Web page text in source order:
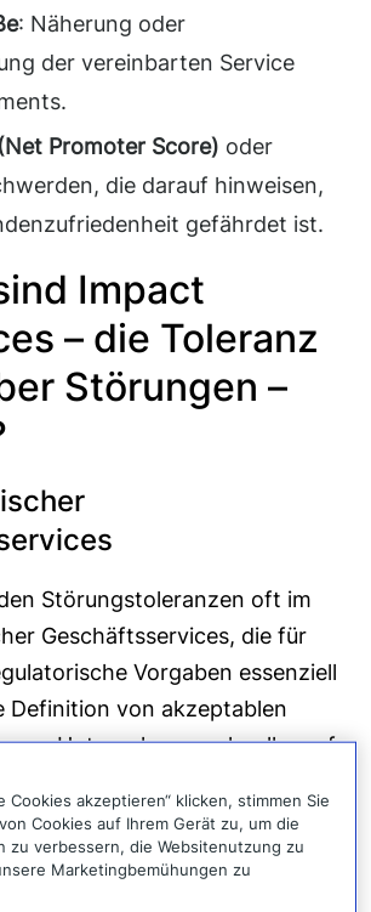
: Näherung oder
der vereinbarten Service
Promoter Score) oder
die darauf hinweisen,
gefährdet ist.
Impact
– die Toleranz
Störungen –
Störungstoleranzen oft im
Geschäftsservices, die für
Vorgaben essenziell
Definition von akzeptablen
Unternehmen schneller auf
der wichtigsten
gewährleisten.
Cookies akzeptieren“ klicken, stimmen Sie
Cookies auf Ihrem Gerät zu, um die
zu verbessern, die Websitenutzung zu
Marketingbemühungen zu